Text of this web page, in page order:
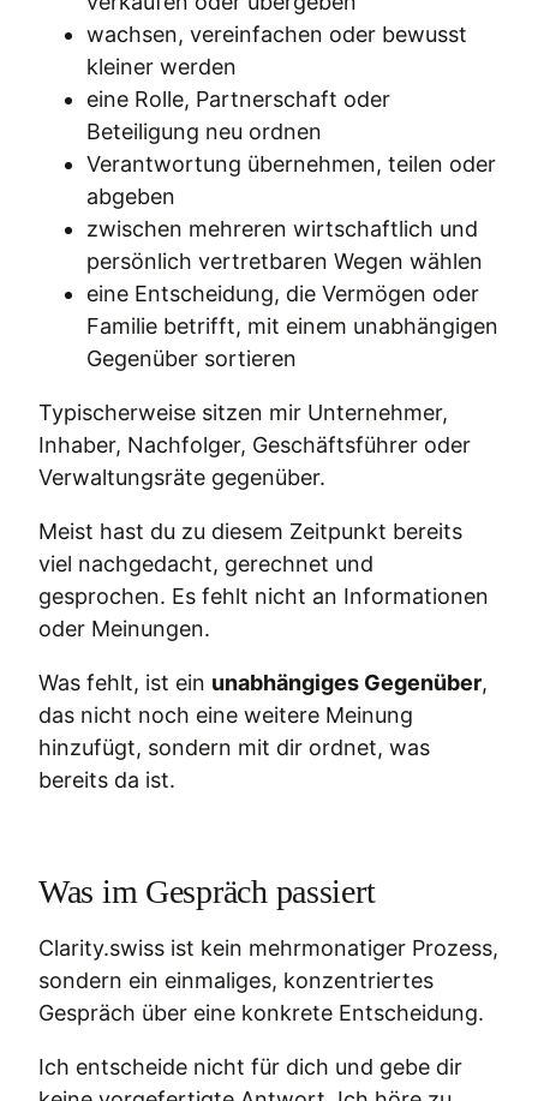
wachsen, vereinfachen oder bewusst
kleiner werden
eine Rolle, Partnerschaft oder
Beteiligung neu ordnen
Verantwortung übernehmen, teilen oder
abgeben
zwischen mehreren wirtschaftlich und
persönlich vertretbaren Wegen wählen
eine Entscheidung, die Vermögen oder
Familie betrifft, mit einem unabhängigen
Gegenüber sortieren
Typischerweise sitzen mir Unternehmer,
Inhaber, Nachfolger, Geschäftsführer oder
Verwaltungsräte gegenüber.
Meist hast du zu diesem Zeitpunkt bereits
viel nachgedacht, gerechnet und
gesprochen. Es fehlt nicht an Informationen
oder Meinungen.
Was fehlt, ist ein unabhängiges Gegenüber,
das nicht noch eine weitere Meinung
hinzufügt, sondern mit dir ordnet, was
bereits da ist.
Was im Gespräch passiert
Clarity.swiss ist kein mehrmonatiger Prozess,
sondern ein einmaliges, konzentriertes
Gespräch über eine konkrete Entscheidung.
Ich entscheide nicht für dich und gebe dir